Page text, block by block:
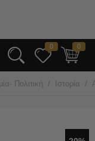
0 0
Πολιτική / Ιστορία /